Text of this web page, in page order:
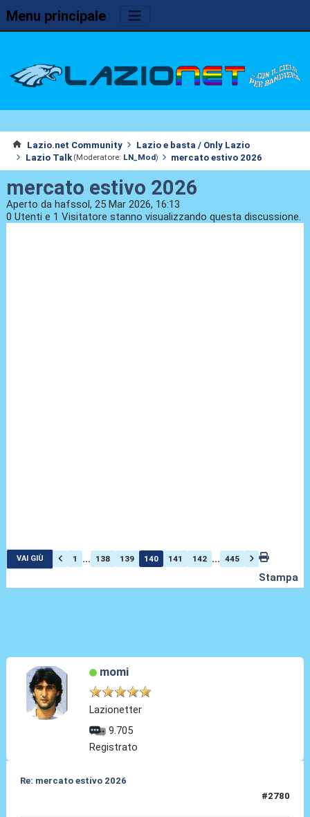
Menu principale
Lazio.net Community
Lazio e basta / Only Lazio
Lazio Talk (Moderatore: LN_Mod) mercato estivo 2026
mercato estivo 2026
Aperto da hafssol, 25 Mar 2026, 16:13
0 Utenti e 1 Visitatore stanno visualizzando questa discussione.
VAI GIÙ 1 ... 138 139 140 141 142 ... 445
Stampa
momi
Lazionetter
9.705
Registrato
Re: mercato estivo 2026
#2780